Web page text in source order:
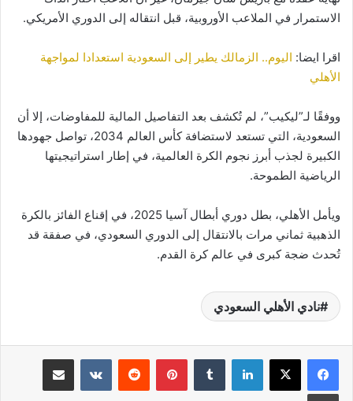
الاستمرار في الملاعب الأوروبية، قبل انتقاله إلى الدوري الأمريكي.
اقرا ايضا: اليوم.. الزمالك يطير إلى السعودية استعدادا لمواجهة
الأهلي
ووفقًا لـ”ليكيب”، لم تُكشف بعد التفاصيل المالية للمفاوضات، إلا أن
السعودية، التي تستعد لاستضافة كأس العالم 2034، تواصل جهودها
الكبيرة لجذب أبرز نجوم الكرة العالمية، في إطار استراتيجيتها
الرياضية الطموحة.
ويأمل الأهلي، بطل دوري أبطال آسيا 2025، في إقناع الفائز بالكرة
الذهبية ثماني مرات بالانتقال إلى الدوري السعودي، في صفقة قد
تُحدث ضجة كبرى في عالم كرة القدم.
نادي الأهلي السعودي
لينكدإن بينتيريست مشاركة عبر البريد
طباعة